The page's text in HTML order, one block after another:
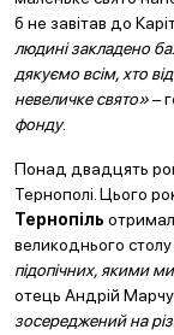
б не завітав до
людині закладено
дякуємо всім, хто
невеличке свято»–
фонду.
Понад двадцять
Тернополі. Цього
Тернопіль
великоднього
підопічних, якими
отець Андрій
зосереджений на